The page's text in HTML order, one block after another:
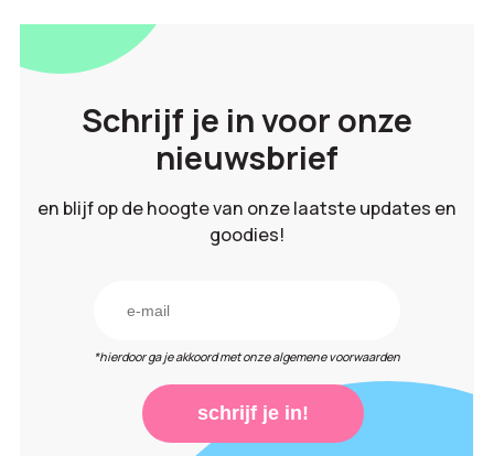
Schrijf je in voor onze
nieuwsbrief
en blijf op de hoogte van onze laatste updates en
goodies!
*hierdoor ga je akkoord met onze algemene voorwaarden
schrijf je in!